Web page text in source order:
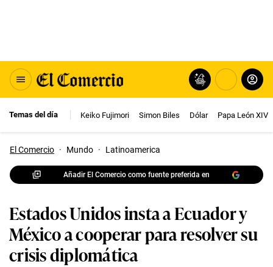
Temas del día Keiko Fujimori Simon Biles Dólar Papa León XIV
El Comercio · Mundo · Latinoamerica
Añadir El Comercio como fuente preferida en
Estados Unidos insta a Ecuador y
México a cooperar para resolver su
crisis diplomática